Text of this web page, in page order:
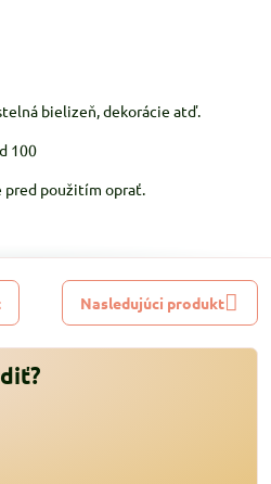
bielizeň, dekorácie atď.
100
pred použitím oprať.
Nasledujúci produkt